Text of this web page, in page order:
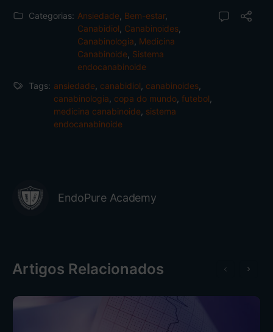
Categorias: Ansiedade Bem-estar,
Canabidiol Canabinoides
Canabinologia Medicina
Canabinoide Sistema
endocanabinoide
Tags: ansiedade canabidiol canabinoides
canabinologia copa do mundo futebol
medicina canabinoide sistema
endocanabinoide
EndoPure Academy
Artigos Relacionados